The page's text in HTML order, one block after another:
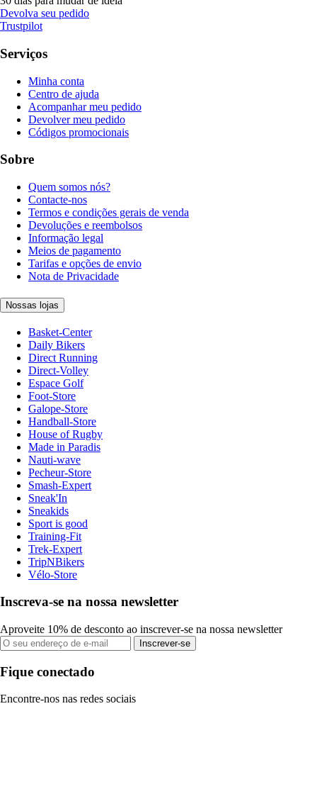
Devolva seu pedido
Trustpilot
Serviços
Minha conta
Centro de ajuda
Acompanhar meu pedido
Devolver meu pedido
Códigos promocionais
Sobre
Quem somos nós?
Contacte-nos
Termos e condições gerais de venda
Devoluções e reembolsos
Informação legal
Meios de pagamento
Tarifas e opções de envio
Nota de Privacidade
Nossas lojas
Basket-Center
Daily Bikers
Direct Running
Direct-Volley
Espace Golf
Foot-Store
Galope-Store
Handball-Store
House of Rugby
Made in Paradis
Nauti-wave
Pecheur-Store
Smash-Expert
Sneak'In
Sneakids
Sport is good
Training-Fit
Trek-Expert
TripNBikers
Vélo-Store
Inscreva-se na nossa newsletter
Aproveite 10% de desconto ao inscrever-se na nossa newsletter
Inscrever-se
Fique conectado
Encontre-nos nas redes sociais